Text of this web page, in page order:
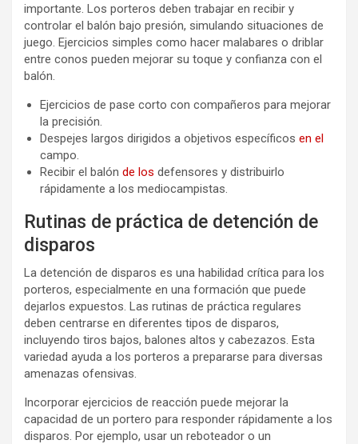
importante. Los porteros deben trabajar en recibir y
controlar el balón bajo presión, simulando situaciones de
juego. Ejercicios simples como hacer malabares o driblar
entre conos pueden mejorar su toque y confianza con el
balón.
Ejercicios de pase corto con compañeros para mejorar
la precisión.
Despejes largos dirigidos a objetivos específicos en el
campo.
Recibir el balón de los defensores y distribuirlo
rápidamente a los mediocampistas.
Rutinas de práctica de detención de
disparos
La detención de disparos es una habilidad crítica para los
porteros, especialmente en una formación que puede
dejarlos expuestos. Las rutinas de práctica regulares
deben centrarse en diferentes tipos de disparos,
incluyendo tiros bajos, balones altos y cabezazos. Esta
variedad ayuda a los porteros a prepararse para diversas
amenazas ofensivas.
Incorporar ejercicios de reacción puede mejorar la
capacidad de un portero para responder rápidamente a los
disparos. Por ejemplo, usar un reboteador o un